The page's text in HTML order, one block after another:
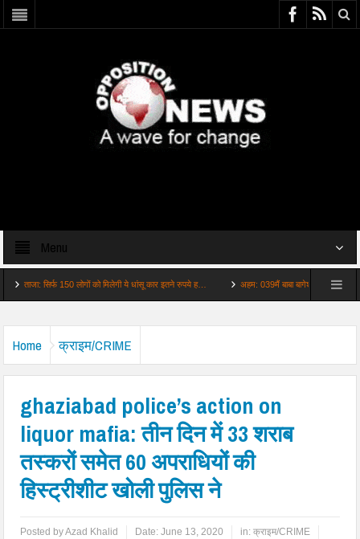
Menu
सिर्फ 150 लोगों को मिलेगी ये धांसू कार इतने रुपये ह… अहम: 039मैं बाबा बागेश्वर नहीं039 IIT के
Home क्राइम/CRIME
ghaziabad police’s action on
liquor mafia: तीन दिन में 33 शराब
तस्करों समेत 60 अपराधियों की
हिस्ट्रीशीट खोली पुलिस ने
Posted byAzad Khalid Date:June 13, 2020 in:क्राइम/CRIME